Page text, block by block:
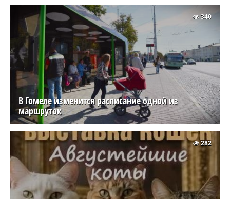
В Гомеле изменится расписание одной из
маршруток
340
282